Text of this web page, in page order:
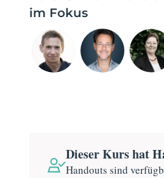
im Fokus
Dieser Kurs hat
Handouts sind